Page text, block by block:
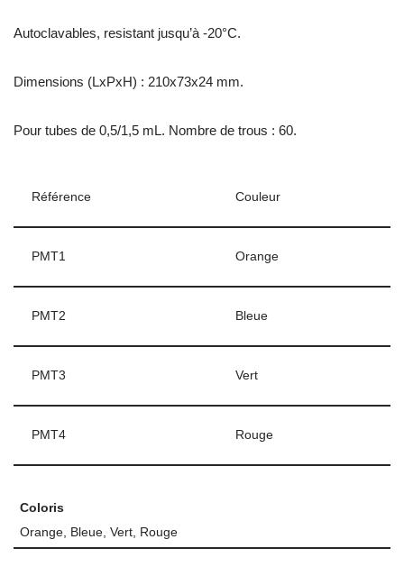
Autoclavables, resistant jusqu’à -20°C.
Dimensions (LxPxH) : 210x73x24 mm.
Pour tubes de 0,5/1,5 mL. Nombre de trous : 60.
Référence Couleur
PMT1 Orange
PMT2 Bleue
PMT3 Vert
PMT4 Rouge
Coloris
Orange, Bleue, Vert, Rouge